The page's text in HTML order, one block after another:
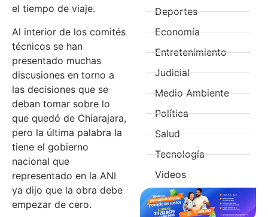
el tiempo de viaje.
Al interior de los comités
técnicos se han
presentado muchas
discusiones en torno a
las decisiones que se
deban tomar sobre lo
que quedó de Chiarajara,
pero la última palabra la
tiene el gobierno
nacional que
representado en la ANI
ya dijo que la obra debe
empezar de cero.
Deportes
Economía
Entretenimiento
Judicial
Medio Ambiente
Política
Salud
Tecnología
Videos